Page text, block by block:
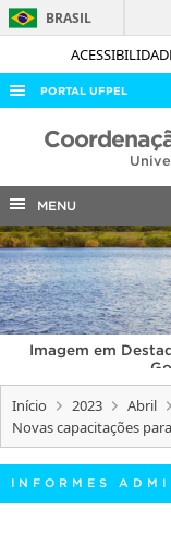
BRASIL
PORTAL UFPEL
ACESSO À
COBALTO
CONCURSOS
EDITAIS
INTERNACIONAL
OUVIDORIA
PORTARIAS
TELEFONES
MENU
Imagem em
Início 2023 Abril
Novas capacitações
INFORMES